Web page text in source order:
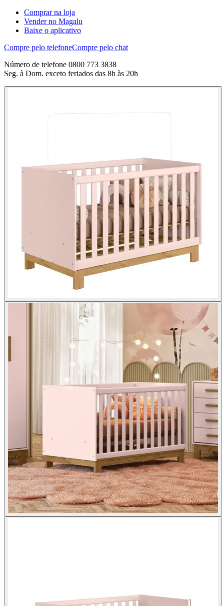
Comprar na loja
Vender no Magalu
Baixe o aplicativo
Compre pelo telefoneCompre pelo chat
Número de telefone 0800 773 3838
Seg. à Dom. exceto feriados das 8h às 20h